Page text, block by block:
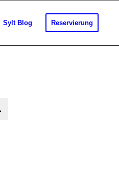
Sylt Blog Reservierung